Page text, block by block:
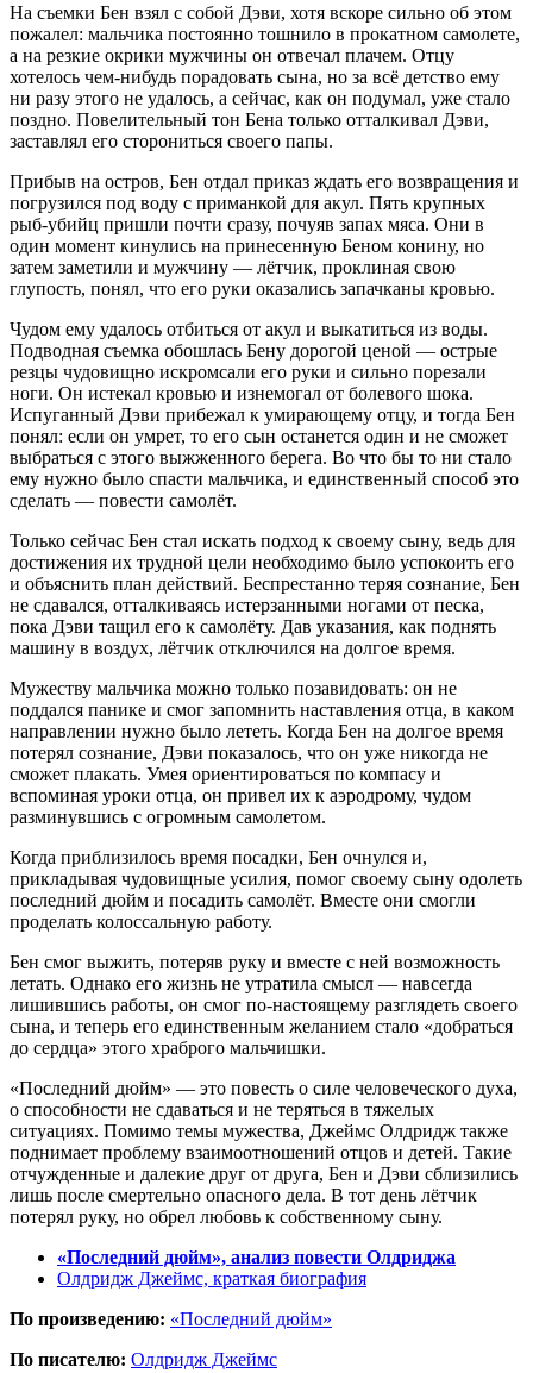
На съемки Бен взял с собой Дэви, хотя вскоре сильно об этом
пожалел: мальчика постоянно тошнило в прокатном самолете,
а на резкие окрики мужчины он отвечал плачем. Отцу
хотелось чем-нибудь порадовать сына, но за всё детство ему
ни разу этого не удалось, а сейчас, как он подумал, уже стало
поздно. Повелительный тон Бена только отталкивал Дэви,
заставлял его сторониться своего папы.
Прибыв на остров, Бен отдал приказ ждать его возвращения и
погрузился под воду с приманкой для акул. Пять крупных
рыб-убийц пришли почти сразу, почуяв запах мяса. Они в
один момент кинулись на принесенную Беном конину, но
затем заметили и мужчину — лётчик, проклиная свою
глупость, понял, что его руки оказались запачканы кровью.
Чудом ему удалось отбиться от акул и выкатиться из воды.
Подводная съемка обошлась Бену дорогой ценой — острые
резцы чудовищно искромсали его руки и сильно порезали
ноги. Он истекал кровью и изнемогал от болевого шока.
Испуганный Дэви прибежал к умирающему отцу, и тогда Бен
понял: если он умрет, то его сын останется один и не сможет
выбраться с этого выжженного берега. Во что бы то ни стало
ему нужно было спасти мальчика, и единственный способ это
сделать — повести самолёт.
Только сейчас Бен стал искать подход к своему сыну, ведь для
достижения их трудной цели необходимо было успокоить его
и объяснить план действий. Беспрестанно теряя сознание, Бен
не сдавался, отталкиваясь истерзанными ногами от песка,
пока Дэви тащил его к самолёту. Дав указания, как поднять
машину в воздух, лётчик отключился на долгое время.
Мужеству мальчика можно только позавидовать: он не
поддался панике и смог запомнить наставления отца, в каком
направлении нужно было лететь. Когда Бен на долгое время
потерял сознание, Дэви показалось, что он уже никогда не
сможет плакать. Умея ориентироваться по компасу и
вспоминая уроки отца, он привел их к аэродрому, чудом
разминувшись с огромным самолетом.
Когда приблизилось время посадки, Бен очнулся и,
прикладывая чудовищные усилия, помог своему сыну одолеть
последний дюйм и посадить самолёт. Вместе они смогли
проделать колоссальную работу.
Бен смог выжить, потеряв руку и вместе с ней возможность
летать. Однако его жизнь не утратила смысл — навсегда
лишившись работы, он смог по-настоящему разглядеть своего
сына, и теперь его единственным желанием стало «добраться
до сердца» этого храброго мальчишки.
«Последний дюйм» — это повесть о силе человеческого духа,
о способности не сдаваться и не теряться в тяжелых
ситуациях. Помимо темы мужества, Джеймс Олдридж также
поднимает проблему взаимоотношений отцов и детей. Такие
отчужденные и далекие друг от друга, Бен и Дэви сблизились
лишь после смертельно опасного дела. В тот день лётчик
потерял руку, но обрел любовь к собственному сыну.
«Последний дюйм», анализ повести Олдриджа
Олдридж Джеймс, краткая биография
По произведению: «Последний дюйм»
По писателю: Олдридж Джеймс